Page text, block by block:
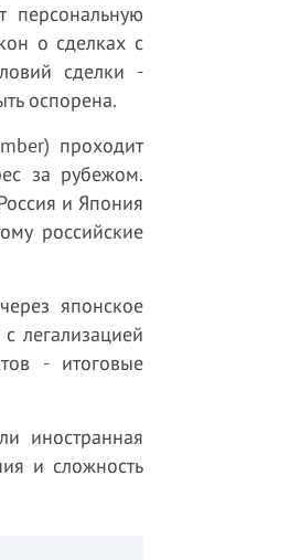
о сделках с
сделки -
оспорена.
проходит
за рубежом.
и Япония
российские
японское
легализацией
- итоговые
иностранная
и сложность